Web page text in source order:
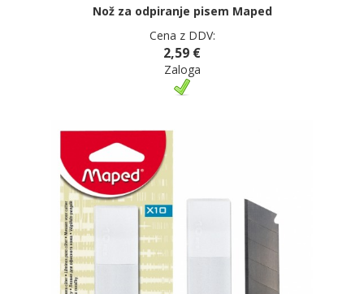
Nož za odpiranje pisem Maped
Cena z DDV:
2,59 €
Zaloga